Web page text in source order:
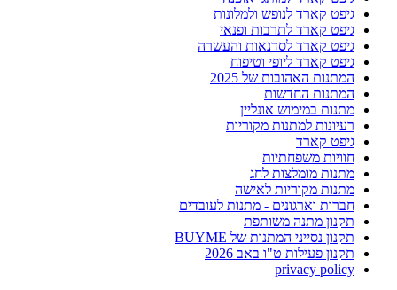
גיפט קארד לנופש ולמלונות
גיפט קארד לתרבות ופנאי
גיפט קארד לסדנאות והעשרה
גיפט קארד ליופי וטיפוח
המתנות האהובות של 2025
המתנות החדשות
מתנות במימוש אונליין
רעיונות למתנות מקוריות
גיפט קארד
חוויות משפחתיות
מתנות מומלצות לחג
מתנות מקוריות לאישה
חברות וארגונים - מתנות לעובדים
תקנון מתנה משותפת
תקנון נסייני המתנות של BUYME
תקנון פעילות ט"ו באב 2026
privacy policy